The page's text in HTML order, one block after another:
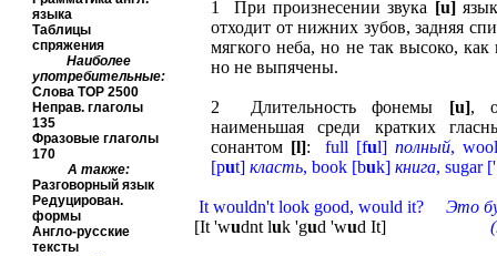
1 При произнесении звука [u]
отходит от нижних зубов, задняя
мягкого неба, но не так высоко,
но не выпячены.
2 Длительность фонемы [u],
наименьшая среди кратких
сонантом [l]: full [ful] полный, wool
[put] класть, book [buk] книга, sugar['
It wouldn't look good, would it?
[It 'wudnt luk 'gud 'wud It]
Это
(не
языка
Таблицы
спряжения
Наиболее
употребительные:
Слова TOP 2500
Неправ. глаголы
135
Фразовые глаголы
170
А также:
Разговорный язык
Редуцирован.
формы
Англо-русские
тексты